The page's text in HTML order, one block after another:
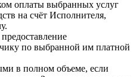
оплаты выбранных услуг
на счёт Исполнителя,
по выбранной им платной
в полном объеме, если